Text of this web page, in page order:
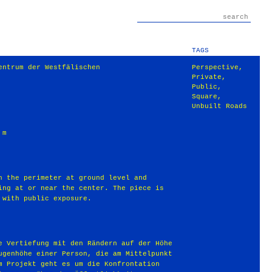
TAGS
der Westfälischen
the perimeter at ground level and
at or near the center. The piece is
public exposure.
mit den Rändern auf der Höhe
einer Per­son, die am Mittelpunkt
geht es um die Konfrontation
Perspective ,
Private ,
Public ,
Square ,
Unbuilt Roads